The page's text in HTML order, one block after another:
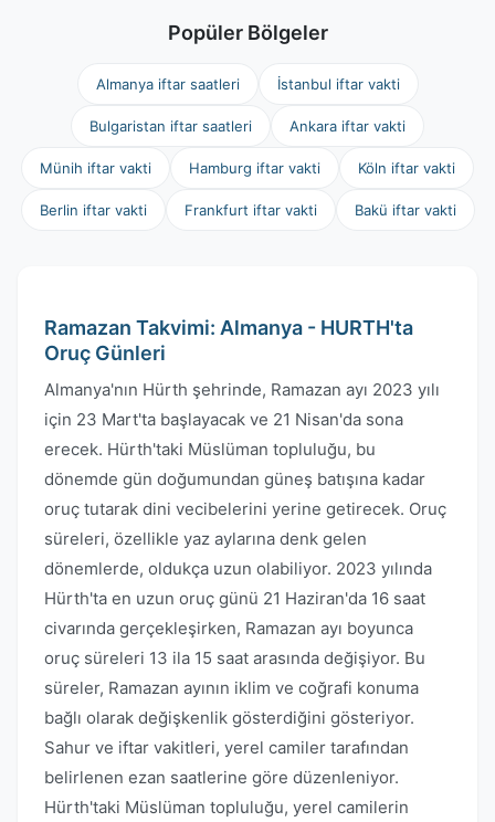
Popüler Bölgeler
Almanya iftar saatleri İstanbul iftar vakti
Bulgaristan iftar saatleri Ankara iftar vakti
Münih iftar vakti Hamburg iftar vakti Köln iftar vakti
Berlin iftar vakti Frankfurt iftar vakti Bakü iftar vakti
Ramazan Takvimi: Almanya - HURTH'ta
Oruç Günleri
Almanya'nın Hürth şehrinde, Ramazan ayı 2023 yılı
için 23 Mart'ta başlayacak ve 21 Nisan'da sona
erecek. Hürth'taki Müslüman topluluğu, bu
dönemde gün doğumundan güneş batışına kadar
oruç tutarak dini vecibelerini yerine getirecek. Oruç
süreleri, özellikle yaz aylarına denk gelen
dönemlerde, oldukça uzun olabiliyor. 2023 yılında
Hürth'ta en uzun oruç günü 21 Haziran'da 16 saat
civarında gerçekleşirken, Ramazan ayı boyunca
oruç süreleri 13 ila 15 saat arasında değişiyor. Bu
süreler, Ramazan ayının iklim ve coğrafi konuma
bağlı olarak değişkenlik gösterdiğini gösteriyor.
Sahur ve iftar vakitleri, yerel camiler tarafından
belirlenen ezan saatlerine göre düzenleniyor.
Hürth'taki Müslüman topluluğu, yerel camilerin